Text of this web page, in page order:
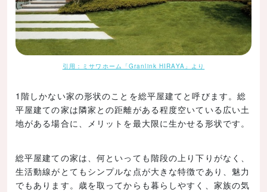
引用：ミサワホーム「Granlink HIRAYA」より
1階しかない家の形状のことを総平屋建てと呼びます。総
平屋建ての家は隣家との距離がある程度空いている広い土
地がある場合に、メリットを最大限に生かせる形状です。
総平屋建ての家は、何といっても階段の上り下りがなく、
生活動線がとてもシンプルな点が大きな特徴であり、魅力
でもあります。歳を取ってからも暮らしやすく、家族の気